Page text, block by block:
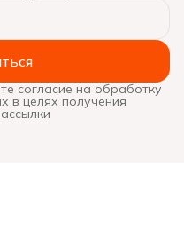
согласие на обработку
в целях получения